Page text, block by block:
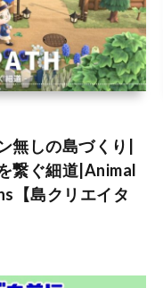
無しの島づくり|
繋ぐ細道|Animal
【島クリエイタ